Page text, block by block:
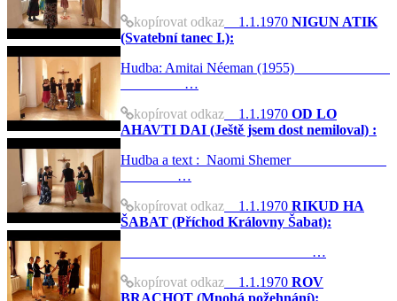
kopírovat odkaz 1.1.1970 NIGUN ATIK
(Svatební tanec I.):
Hudba: Amitai Néeman (1955)
…
kopírovat odkaz 1.1.1970 OD LO
AHAVTI DAI (Ještě jsem dost nemiloval) :
Hudba a text : Naomi Shemer
…
kopírovat odkaz 1.1.1970 RIKUD HA
ŠABAT (Příchod Královny Šabat):
…
kopírovat odkaz 1.1.1970 ROV
BRACHOT (Mnohá požehnání):